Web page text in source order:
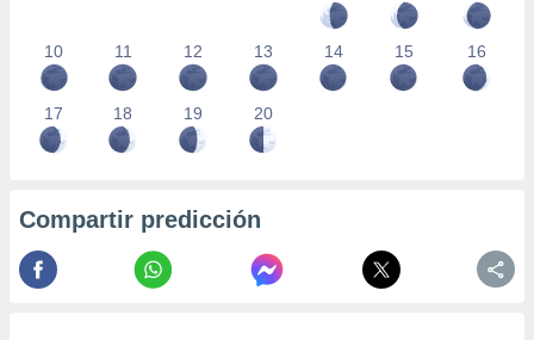
10 11 12 13 14 15 16
17 18 19 20
Compartir predicción